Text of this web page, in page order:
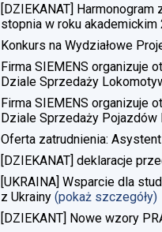
[DZIEKANAT]
stopnia w roku
Konkurs na Wydziałowe
Firma SIEMENS organizuje
Dziale Sprzedaży
Firma SIEMENS organizuje
Dziale Sprzedaży Pojazdów
Oferta zatrudnienia:
[DZIEKANAT] deklaracje
[UKRAINA] Wsparcie dla
z Ukrainy (pokaż szczegóły)
[DZIEKANT] Nowe wzory